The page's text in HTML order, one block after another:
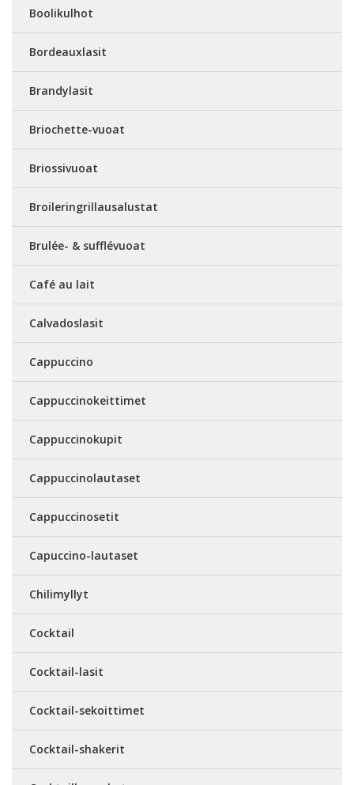
Boolikulhot
Bordeauxlasit
Brandylasit
Briochette-vuoat
Briossivuoat
Broileringrillausalustat
Brulée- & sufflévuoat
Café au lait
Calvadoslasit
Cappuccino
Cappuccinokeittimet
Cappuccinokupit
Cappuccinolautaset
Cappuccinosetit
Capuccino-lautaset
Chilimyllyt
Cocktail
Cocktail-lasit
Cocktail-sekoittimet
Cocktail-shakerit